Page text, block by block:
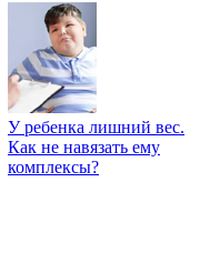
У ребенка лишний вес.
Как не навязать ему
комплексы?